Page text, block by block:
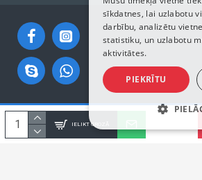
IELIKT GROZĀ
Autortiesības © 2023, Bebis.lv,
sīkdatnes, lai uzlabotu
darbību, analizētu
statistiku, un uzlabotu
aktivitātes.
PIEKRĪTU